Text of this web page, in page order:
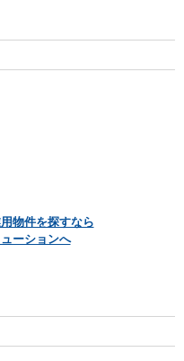
物件を探すなら
ーションへ